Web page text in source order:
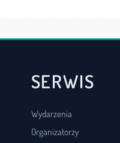
SERWIS
Wydarzenia
Organizatorzy